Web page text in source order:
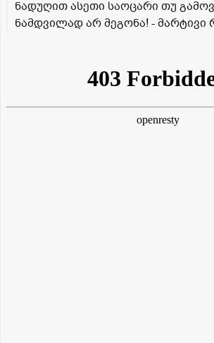
ნადუღით ასეთი საოცარი თუ
ნამდვილად არ მეგონა! - მარტივი